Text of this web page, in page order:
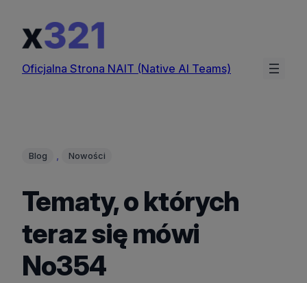
treści
Oficjalna Strona NAIT (Native AI Teams)
Blog , Nowości
Tematy, o których
teraz się mówi
No354